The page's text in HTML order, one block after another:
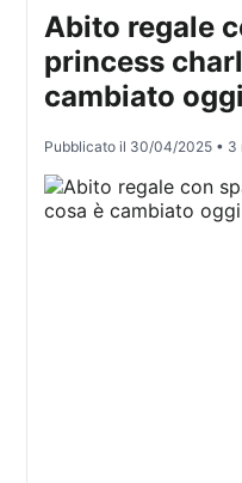
Abito regale
princess
cambiato oggi
Pubblicato il 30/04/2025 • 3